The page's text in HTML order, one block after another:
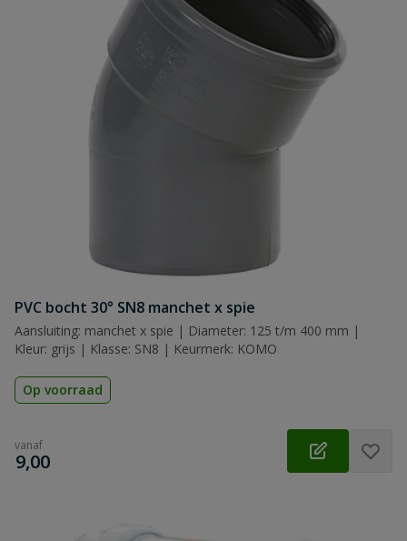
PVC bocht 30° SN8 manchet x spie
Aansluiting: manchet x spie | Diameter: 125 t/m 400 mm |
Kleur: grijs | Klasse: SN8 | Keurmerk: KOMO
Op voorraad
vanaf
€
9,00